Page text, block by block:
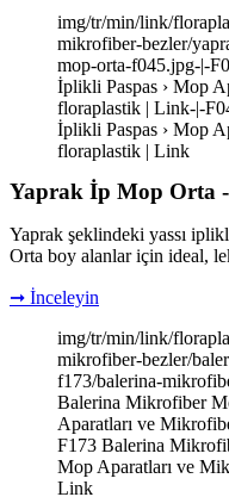
img/tr/min/link/
mikrofiber-bezler/
mop-orta-f045.jpg-|-
İplikli Paspas › Mop
floraplastik | Link-|-
İplikli Paspas › Mop
floraplastik | Link
Yaprak İp Mop Orta
Yaprak şeklindeki yassı
Orta boy alanlar için ideal,
➞ İnceleyin
img/tr/min/link/
mikrofiber-bezler/
f173/balerina-
Balerina Mikrofiber
Aparatları ve
F173 Balerina
Mop Aparatları ve
Link